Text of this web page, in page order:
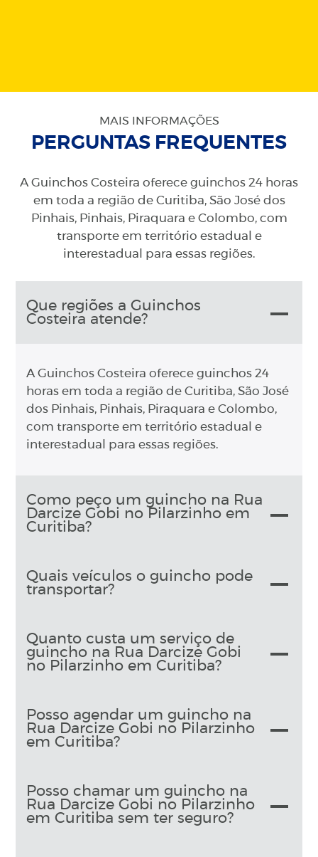
MAIS INFORMAÇÕES
PERGUNTAS FREQUENTES
A Guinchos Costeira oferece guinchos 24 horas
em toda a região de Curitiba, São José dos
Pinhais, Pinhais, Piraquara e Colombo, com
transporte em território estadual e
interestadual para essas regiões.
Que regiões a Guinchos
Costeira atende?
A Guinchos Costeira oferece guinchos 24
horas em toda a região de Curitiba, São José
dos Pinhais, Pinhais, Piraquara e Colombo,
com transporte em território estadual e
interestadual para essas regiões.
Como peço um guincho na Rua
Darcize Gobi no Pilarzinho em
Curitiba?
Quais veículos o guincho pode
transportar?
Quanto custa um serviço de
guincho na Rua Darcize Gobi
no Pilarzinho em Curitiba?
Posso agendar um guincho na
Rua Darcize Gobi no Pilarzinho
em Curitiba?
Posso chamar um guincho na
Rua Darcize Gobi no Pilarzinho
em Curitiba sem ter seguro?